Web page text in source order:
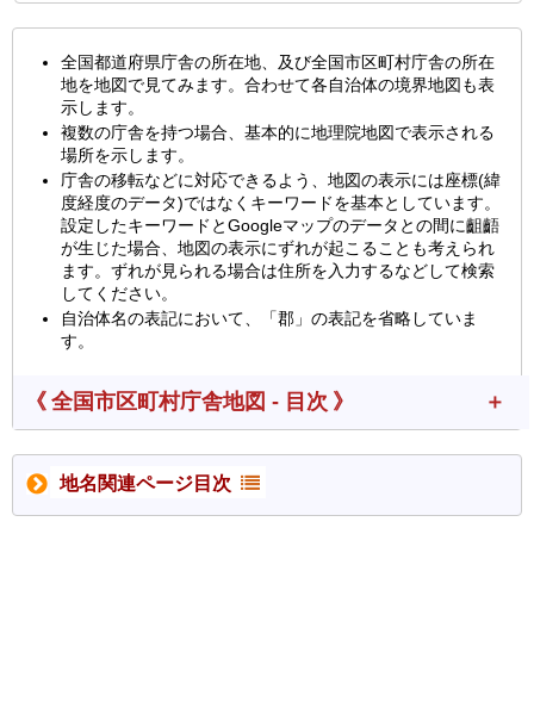
全国都道府県庁舎の所在地、及び全国市区町村庁舎の所在
地を地図で見てみます。合わせて各自治体の境界地図も表
示します。
複数の庁舎を持つ場合、基本的に地理院地図で表示される
場所を示します。
庁舎の移転などに対応できるよう、地図の表示には座標(緯
度経度のデータ)ではなくキーワードを基本としています。
設定したキーワードとGoogleマップのデータとの間に齟齬
が生じた場合、地図の表示にずれが起こることも考えられ
ます。ずれが見られる場合は住所を入力するなどして検索
してください。
自治体名の表記において、「郡」の表記を省略していま
す。
《 全国市区町村庁舎地図 - 目次 》
地名関連ページ目次